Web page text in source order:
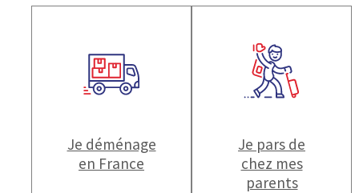
Je déménage
en France
Je pars de
chez mes
parents